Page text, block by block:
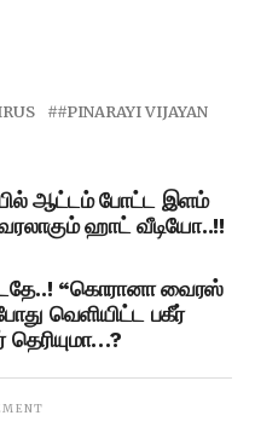
#PINARAYI VIJAYAN
ஆட்டம் போட்ட இளம்
ஹாட் வீடியோ..!!
“கொரானா வைரஸ்
வெளியிட்ட பகீர்